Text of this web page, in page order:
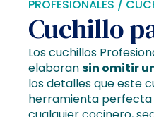
PROFESIONALES /
Cuchillo
Los cuchillos
elaboransin omitir
los detalles que este
herramienta perfecta